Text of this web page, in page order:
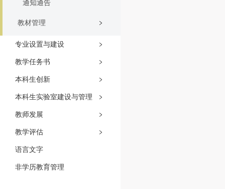
通知通告
教材管理
专业设置与建设
教学任务书
本科生创新
本科生实验室建设与管理
教师发展
教学评估
语言文字
非学历教育管理